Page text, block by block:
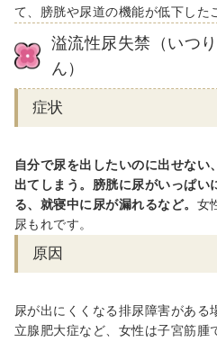
て、膀胱や尿道の機能が低下した
溢流性尿失禁（いつ
ん）
症状
自分で尿を出したいのに出せない
出てしまう。膀胱に尿がいっぱい
る、就寝中に尿が漏れるなど。 女
尿もれです。
原因
尿が出にくくなる排尿障害がある
立腺肥大症など、女性は子宮筋腫